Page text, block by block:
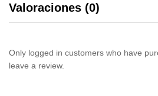
Valoraciones (0)
Only logged in customers who have
leave a review.